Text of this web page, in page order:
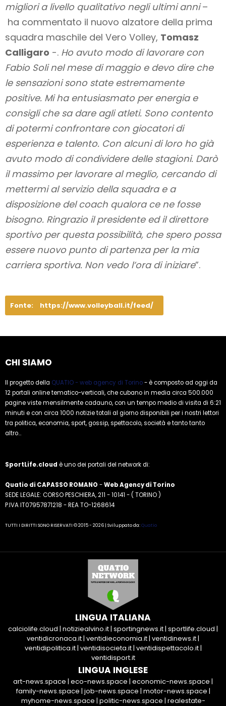
migliori a livello qualitativo negli ultimi anni–
ha commentato il nuovo alzatore della prima
squadra maschile del Vero Volley, Tomasz
Calligaro -. Ho avuto modo di lavorare con
Fabio Soli nel mese di maggio e devo dire che
le sensazioni sono state estremamente
positive. Mi ha entusiasmato per energia e
consigli che sa dare agli atleti. Sono contento
di potermi confrontare con giocatori di
esperienza e talento. Con alcuni di loro ho già
avuto modo di condividere delle stagioni. Darò
il massimo per lavorare al meglio, cercando di
mettermi al servizio della squadra e a
disposizione del coach qualora ce ne fosse
bisogno. Ringrazio il presidente ed il direttore
sportivo per questa possibilità, che spero possa
essere nuovo punto di partenza per la mia
carriera sportiva. Non vedo l’ora di iniziare”.
Fonte: https://www.volleyball.it/feed/
CHI SIAMO
Il progetto della QUATIO - web agency di Torino- è composto ad oggi da
12 portali online tematico-verticali, che cubano in media circa 500.000
pagine viste mensilmente cadauno, con un tempo medio di visita di 6:21
minuti e con circa 1000 notizie totali al giorno disponibili per i nostri lettori
tra politica, economia, sport, gossip, spettacolo, società e tanto tanto
altro...
SportLife.cloud è uno dei portali del network di:
Quatio di CAPASSO ROMANO -Web Agency di Torino
SEDE LEGALE: CORSO PESCHIERA, 211 - 10141 - ( TORINO )
P.IVA IT07957871218 - REA TO-1268614
TUTTI I DIRITTI SONO RISERVATI © 2015 - 2026 | Sviluppato da:Quatio
LINGUA ITALIANA
calciolife.cloud | notiziealvino.it| sportingnews.it| sportlife.cloud |
ventidicronaca.it| ventidieconomia.it| ventidinews.it|
ventidipolitica.it| ventidisocieta.it| ventidispettacolo.it|
ventidisport.it
LINGUA INGLESE
art-news.space | eco-news.space | economic-news.space |
family-news.space | job-news.space | motor-news.space |
myhome-news.space | politic-news.space | realestate-